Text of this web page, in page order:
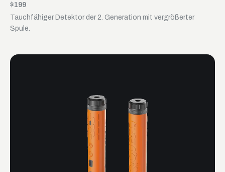
$199
Tauchfähiger Detektor der 2. Generation mit vergrößerter
Spule.